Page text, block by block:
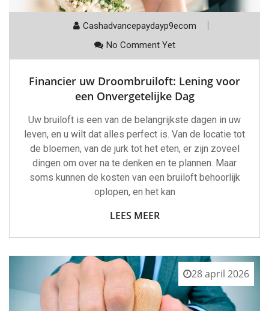
Cashadvancepaydayp9ecom
No Comment Yet
Financier uw Droombruiloft: Lening voor
een Onvergetelijke Dag
Uw bruiloft is een van de belangrijkste dagen in uw
leven, en u wilt dat alles perfect is. Van de locatie tot
de bloemen, van de jurk tot het eten, er zijn zoveel
dingen om over na te denken en te plannen. Maar
soms kunnen de kosten van een bruiloft behoorlijk
oplopen, en het kan
LEES MEER
28 april 2026